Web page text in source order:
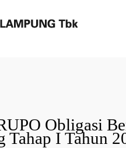
Obligasi
Tahap I Tahun